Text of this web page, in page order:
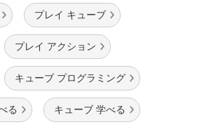
プレイ キューブ
プレイ アクション
キューブ プログラミング
る キューブ 学べる